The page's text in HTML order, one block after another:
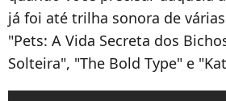
já foi até trilha sonora de
"Pets: A Vida Secreta dos
Solteira", "The Bold Type" e